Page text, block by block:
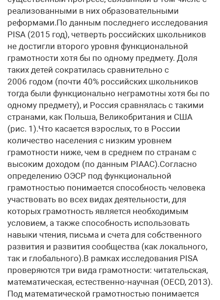
реализованными в них образовательными
реформами.По данным последнего исследования
PISA (2015 год), четверть российских школьников
не достигли второго уровня функциональной
грамотности хотя бы по одному предмету. Доля
таких детей сократилась сравнительно с
2006 годом (почти 40% российских школьников
тогда были функционально неграмотны хотя бы по
одному предмету), и Россия сравнялась с такими
странами, как Польша, Великобритания и США
(рис. 1).Что касается взрослых, то в России
количество населения с низким уровнем
грамотности ниже, чем в среднем по странам с
высоким доходом (по данным PIAAC).Согласно
определению ОЭСР под функциональной
грамотностью понимается способность человека
участвовать во всех видах деятельности, для
которых грамотность является необходимым
условием, а также способность использовать
навыки чтения, письма и счета для собственного
развития и развития сообщества (как локального,
так и глобального).В рамках исследования PISA
проверяются три вида грамотности: читательская,
математическая, естественно-научная (OECD, 2013).
Под математической грамотностью понимается